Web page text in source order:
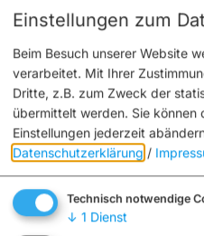
Einstellungen zum
Beim Besuch unserer Website
verarbeitet. Mit Ihrer
Dritte, z.B. zum Zweck der
übermittelt werden. Sie können
Einstellungen jederzeit
Datenschutzerklärung /
Technisch notwendige
↓ 1 Dienst